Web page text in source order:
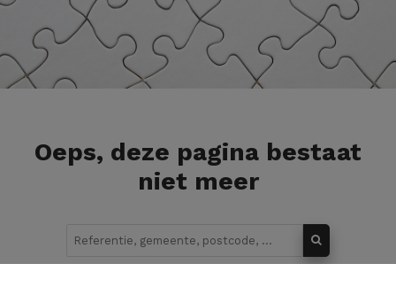
Oeps, deze pagina bestaat
niet meer